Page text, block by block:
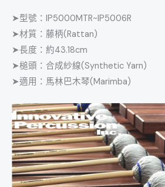
➤型號：IP5000MTR~IP5006R
➤材質：藤柄(Rattan)
➤長度：約43.18cm
➤槌頭：合成紗線(Synthetic Yarn)
➤適用：馬林巴木琴(Marimba)